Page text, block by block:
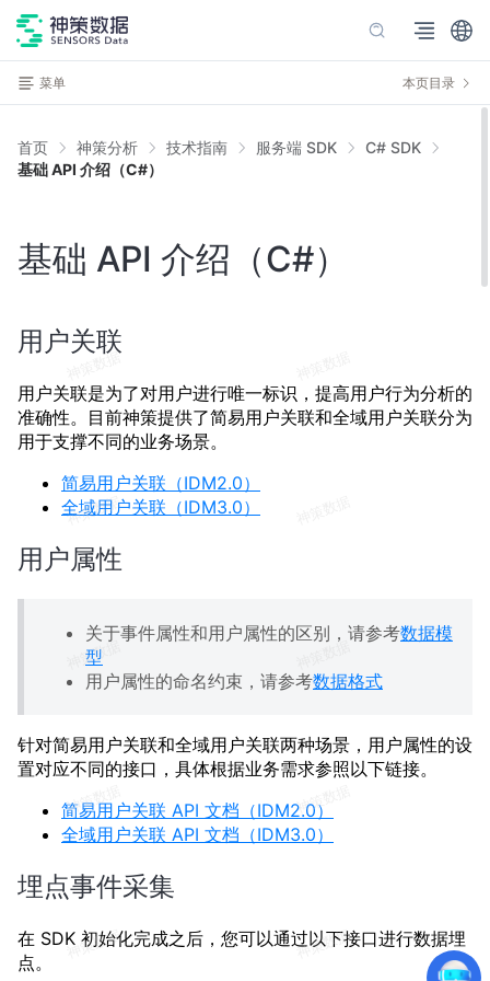
菜单 本页目录
首页 神策分析 技术指南 服务端 SDK
C# SDK
基础 API 介绍（C#）
基础 API 介绍（C#）
用户关联
用户关联是为了对用户进行唯一标识，提高用户行为分析的
准确性。目前神策提供了简易用户关联和全域用户关联分为
用于支撑不同的业务场景。
简易用户关联（IDM2.0）
全域用户关联（IDM3.0）
用户属性
关于事件属性和用户属性的区别，请参考数据模
型
用户属性的命名约束，请参考数据格式
针对简易用户关联和全域用户关联两种场景，用户属性的设
置对应不同的接口，具体根据业务需求参照以下链接。
简易用户关联 API 文档（IDM2.0）
全域用户关联 API 文档（IDM3.0）
埋点事件采集
在 SDK 初始化完成之后，您可以通过以下接口进行数据埋
点。